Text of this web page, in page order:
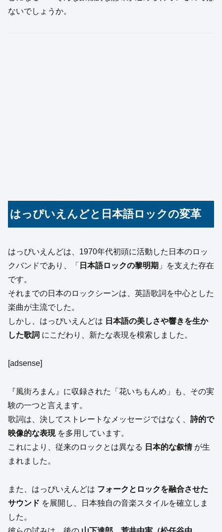
ないでしょうか。
はっぴいえんどと日本語ロックの変革
はっぴいえんどは、1970年代初頭に活動した日本のロッ
クバンドであり、「 日本語ロックの黎明期 」を支えた存在
です。
それまでの日本のロックシーンは、英語歌詞を中心とした
楽曲が主流でした。
しかし、はっぴいえんどは 日本語の美しさや響きを生か
した歌詞 にこだわり、新たな表現を模索しました。
[adsense]
『風街ろまん』に収録された「花いちもんめ」も、その実
験の一つと言えます。
歌詞は、決してストレートなメッセージではなく、 詩的で
映像的な表現を多用しています。
これにより、従来のロックとは異なる 日本的な叙情が生
まれました。
また、はっぴいえんどは フォークとロックを融合させた
サウンド を展開し、日本独自の音楽スタイルを確立しま
した。